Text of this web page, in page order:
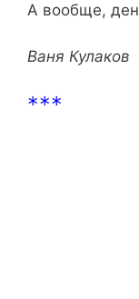
А вообще,
Ваня Кулаков
***